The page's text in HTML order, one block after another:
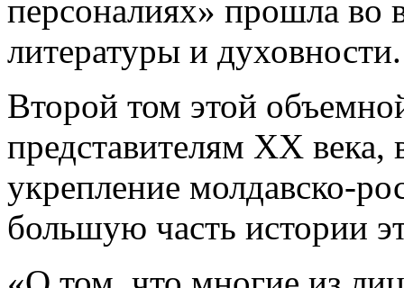
персоналиях» прошла во
литературы и духовности.
Второй том этой
представителям XX
укрепление молдавско-
большую часть истории